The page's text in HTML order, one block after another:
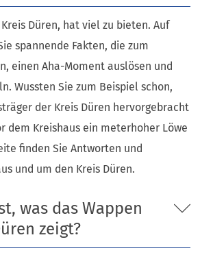
Düren, hat viel zu bieten. Auf
spannende Fakten, die zum
einen Aha-Moment auslösen und
Wussten Sie zum Beispiel schon,
der Kreis Düren hervorgebracht
dem Kreishaus ein meterhoher Löwe
finden Sie Antworten und
und um den Kreis Düren.
was das Wappen
zeigt?